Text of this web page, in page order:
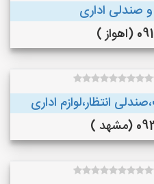
و صندلی اداری
)
انتظار،لوازم اداری
)